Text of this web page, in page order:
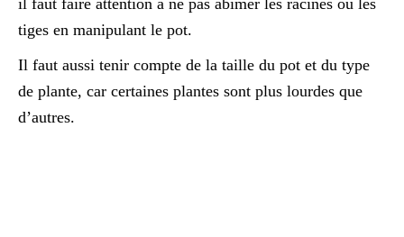
tiges en manipulant le pot.
Il faut aussi tenir compte de la taille du pot et du type
de plante, car certaines plantes sont plus lourdes que
d’autres.